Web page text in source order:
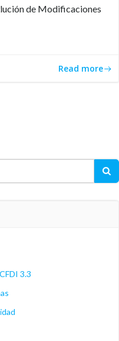
de Modificaciones
Read more
3.3